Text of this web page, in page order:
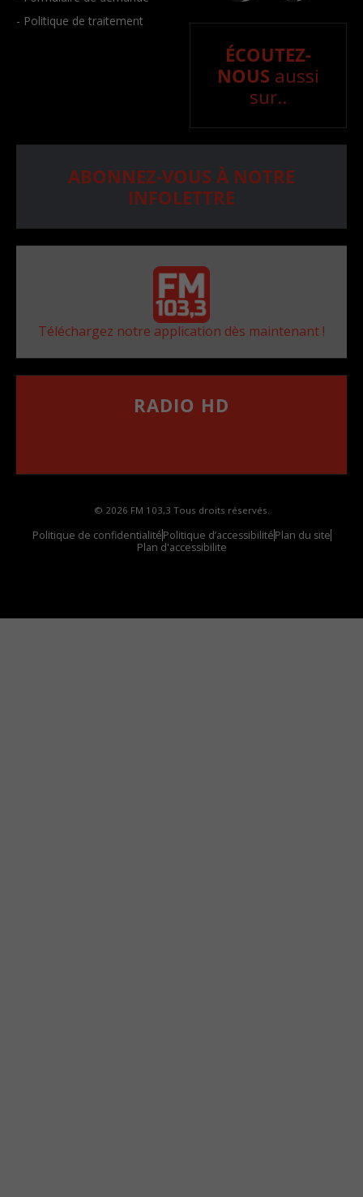
- Politique de traitement
ÉCOUTEZ-
NOUS aussi
sur..
ABONNEZ-VOUS À NOTRE
INFOLETTRE
Téléchargez notre application dès maintenant !
RADIO HD
© 2026 FM 103,3 Tous droits réservés.
Politique de confidentialitéPolitique d’accessibilitéPlan du site
Plan d'accessibilite